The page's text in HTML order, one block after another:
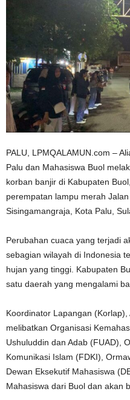
PALU, LPMQALAMUN.com –
Palu dan Mahasiswa Buol
korban banjir di Kabupaten
perempatan lampu merah
Sisingamangraja, Kota Palu,
Perubahan cuaca yang terjadi
sebagian wilayah di Indonesia
hujan yang tinggi. Kabupaten
satu daerah yang mengalami
Koordinator Lapangan
melibatkan Organisasi
Ushuluddin dan Adab (FUAD),
Komunikasi Islam (FDKI),
Dewan Eksekutif Mahasiswa
Mahasiswa dari Buol dan akan